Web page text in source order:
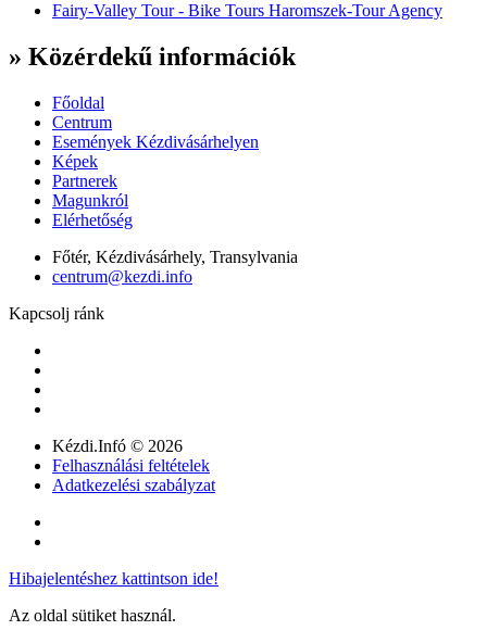
Fairy-Valley Tour - Bike Tours Haromszek-Tour Agency
» Közérdekű információk
Főoldal
Centrum
Események Kézdivásárhelyen
Képek
Partnerek
Magunkról
Elérhetőség
Főtér, Kézdivásárhely, Transylvania
centrum@kezdi.info
Kapcsolj ránk
Kézdi.Infó © 2026
Felhasználási feltételek
Adatkezelési szabályzat
Hibajelentéshez kattintson ide!
Az oldal sütiket használ.